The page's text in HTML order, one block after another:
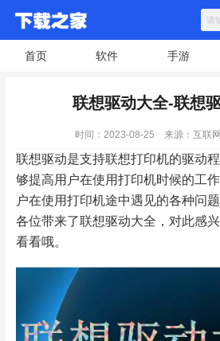
首页 软件 手游
联想驱动大全-联想
时间：2023-08-25 来源：互联网
联想驱动是支持联想打印机的驱动
够提高用户在使用打印机时候的工
户在使用打印机途中遇见的各种问
各位带来了联想驱动大全，对此感
看看哦。